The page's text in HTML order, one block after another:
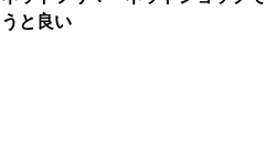
うと良い